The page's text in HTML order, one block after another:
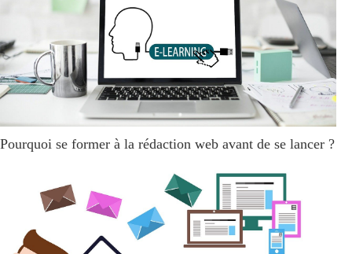
Pourquoi se former à la rédaction web avant de se lancer ?